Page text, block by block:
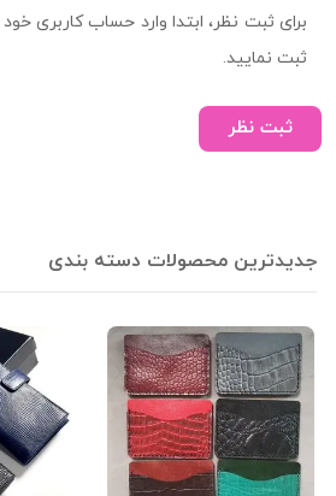
برای ثبت نظر، ابتدا وارد حساب کاربری
ثبت نمایید.
ثبت نظر
جدیدترین محصولات دسته بندی